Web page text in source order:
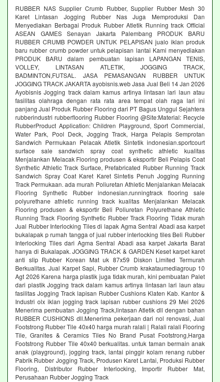
RUBBER NAS Supplier Crumb Rubber, Supplier Rubber Mesh 30
Karet Lintasan Jogging Rubber Nas Juga Memproduksi Dan
Menyediakan Berbagai Produk Rubber Atletik Running track Official
ASEAN GAMES Senayan Jakarta Palembang PRODUK BARU
RUBBER CRUMB POWDER UNTUK PELAPISAN jualo iklan produk
baru rubber crumb powder untuk pelapisan lantai Kami menyediakan
PRODUK BARU dalam pembuatan lapisan LAPANGAN TENIS,
VOLLEY, LINTASAN ATLETIK, JOGGING TRACK,
BADMINTON,FUTSAL. JASA PEMASANGAN RUBBER UNTUK
JOGGING TRACK JAKARTA ayobisnis.web Jasa Jual Beli 14 Jan 2026
Ayobisnis Jogging track dalam kamus artinya lintasan lari laun atau
fasilitas olahraga dengan rata rata area tempat olah raga lari ini
panjang Jual Produk Rubber Flooring dari PT Bagus Unggul Sejahtera
rubberindustri rubberflooring Rubber Flooring @Site:Material: Recycle
RubberProduct Application: Children Playground, Sport Commercial,
Water Park, Pool Deck, Jogging Track, Harga Pelapis Semprotan
Sandwich Permukaan Pelacak Atletik Sintetik indonesian.sportcourt
surface sale sandwich spray coat synthetic athletic kualitas
Menjalankan Melacak Flooring produsen & eksportir Beli Pelapis Coat
Synthetic Athletic Track Surface, Prefabricated Rubber Running Track
Sandwich Spray Coat Karet Karet Sintetis Penuh Jogging Running
Track Permukaan. ada murah Poliuretan Athletic Menjalankan Melacak
Flooring Synthetic Rubber indonesian.runningtrack flooring sale
polyurethane athletic running track kualitas Menjalankan Melacak
Flooring produsen & eksportir Beli Poliuretan Polyurethane Athletic
Running Track Flooring Synthetic Rubber Track Flooring Tidak murah
Jual Rubber Interlocking Tiles di lapak Agma Sentral Abadi asa karpet
bukalapak p rumah tangga of jual rubber interlocking tiles Beli Rubber
Interlocking Tiles dari Agma Sentral Abadi asa karpet Jakarta Barat
hanya di Bukalapak. JOGGING TRACK & GARDEN Keset karpet karet
anti slip Rubber Korean Mat uk 87x59 Diskon Limited Termurah
Berkualitas. Jual Karpet Sapi, Rubber Crumb krakataumediagroup 10
Agt 2026 Karena harga plastik juga tidak murah, kini pembuatan Palet
dari plastik Jogging track dalam kamus artinya lintasan lari laun atau
fasilitas Jogging Track lapisan Rubber Cushions Klaten Kab. Kantor &
Industri olx iklan jogging track lapisan rubber cushions 29 Mei 2026
Menerima pembuatan Jogging Track,lintasan Atletik dll dengan bahan
RUBBER CUSHIONS dll.Menerima pekerjaan dari nol renovasi, Jual
Footstrong Rubber Tile 40x40 harga murah ralali | Ralali ralali Flooring
Tile, Granites & Ceramics Tiles No Brand Pusat Footstrong,Harga
Footstrong Rubber Tile 40x40 berkualitas. untuk taman bermain anak
anak (playground), jogging track, lantai pinggir kolam renang rubber
Pabrik Rubber Jogging Track, Produsen Karet Lantai, Produksi Rubber
Flooring, Distributor Rubber Interlocking, Importir Rubber Mat,
Perusahaan Rubber Jogging Track